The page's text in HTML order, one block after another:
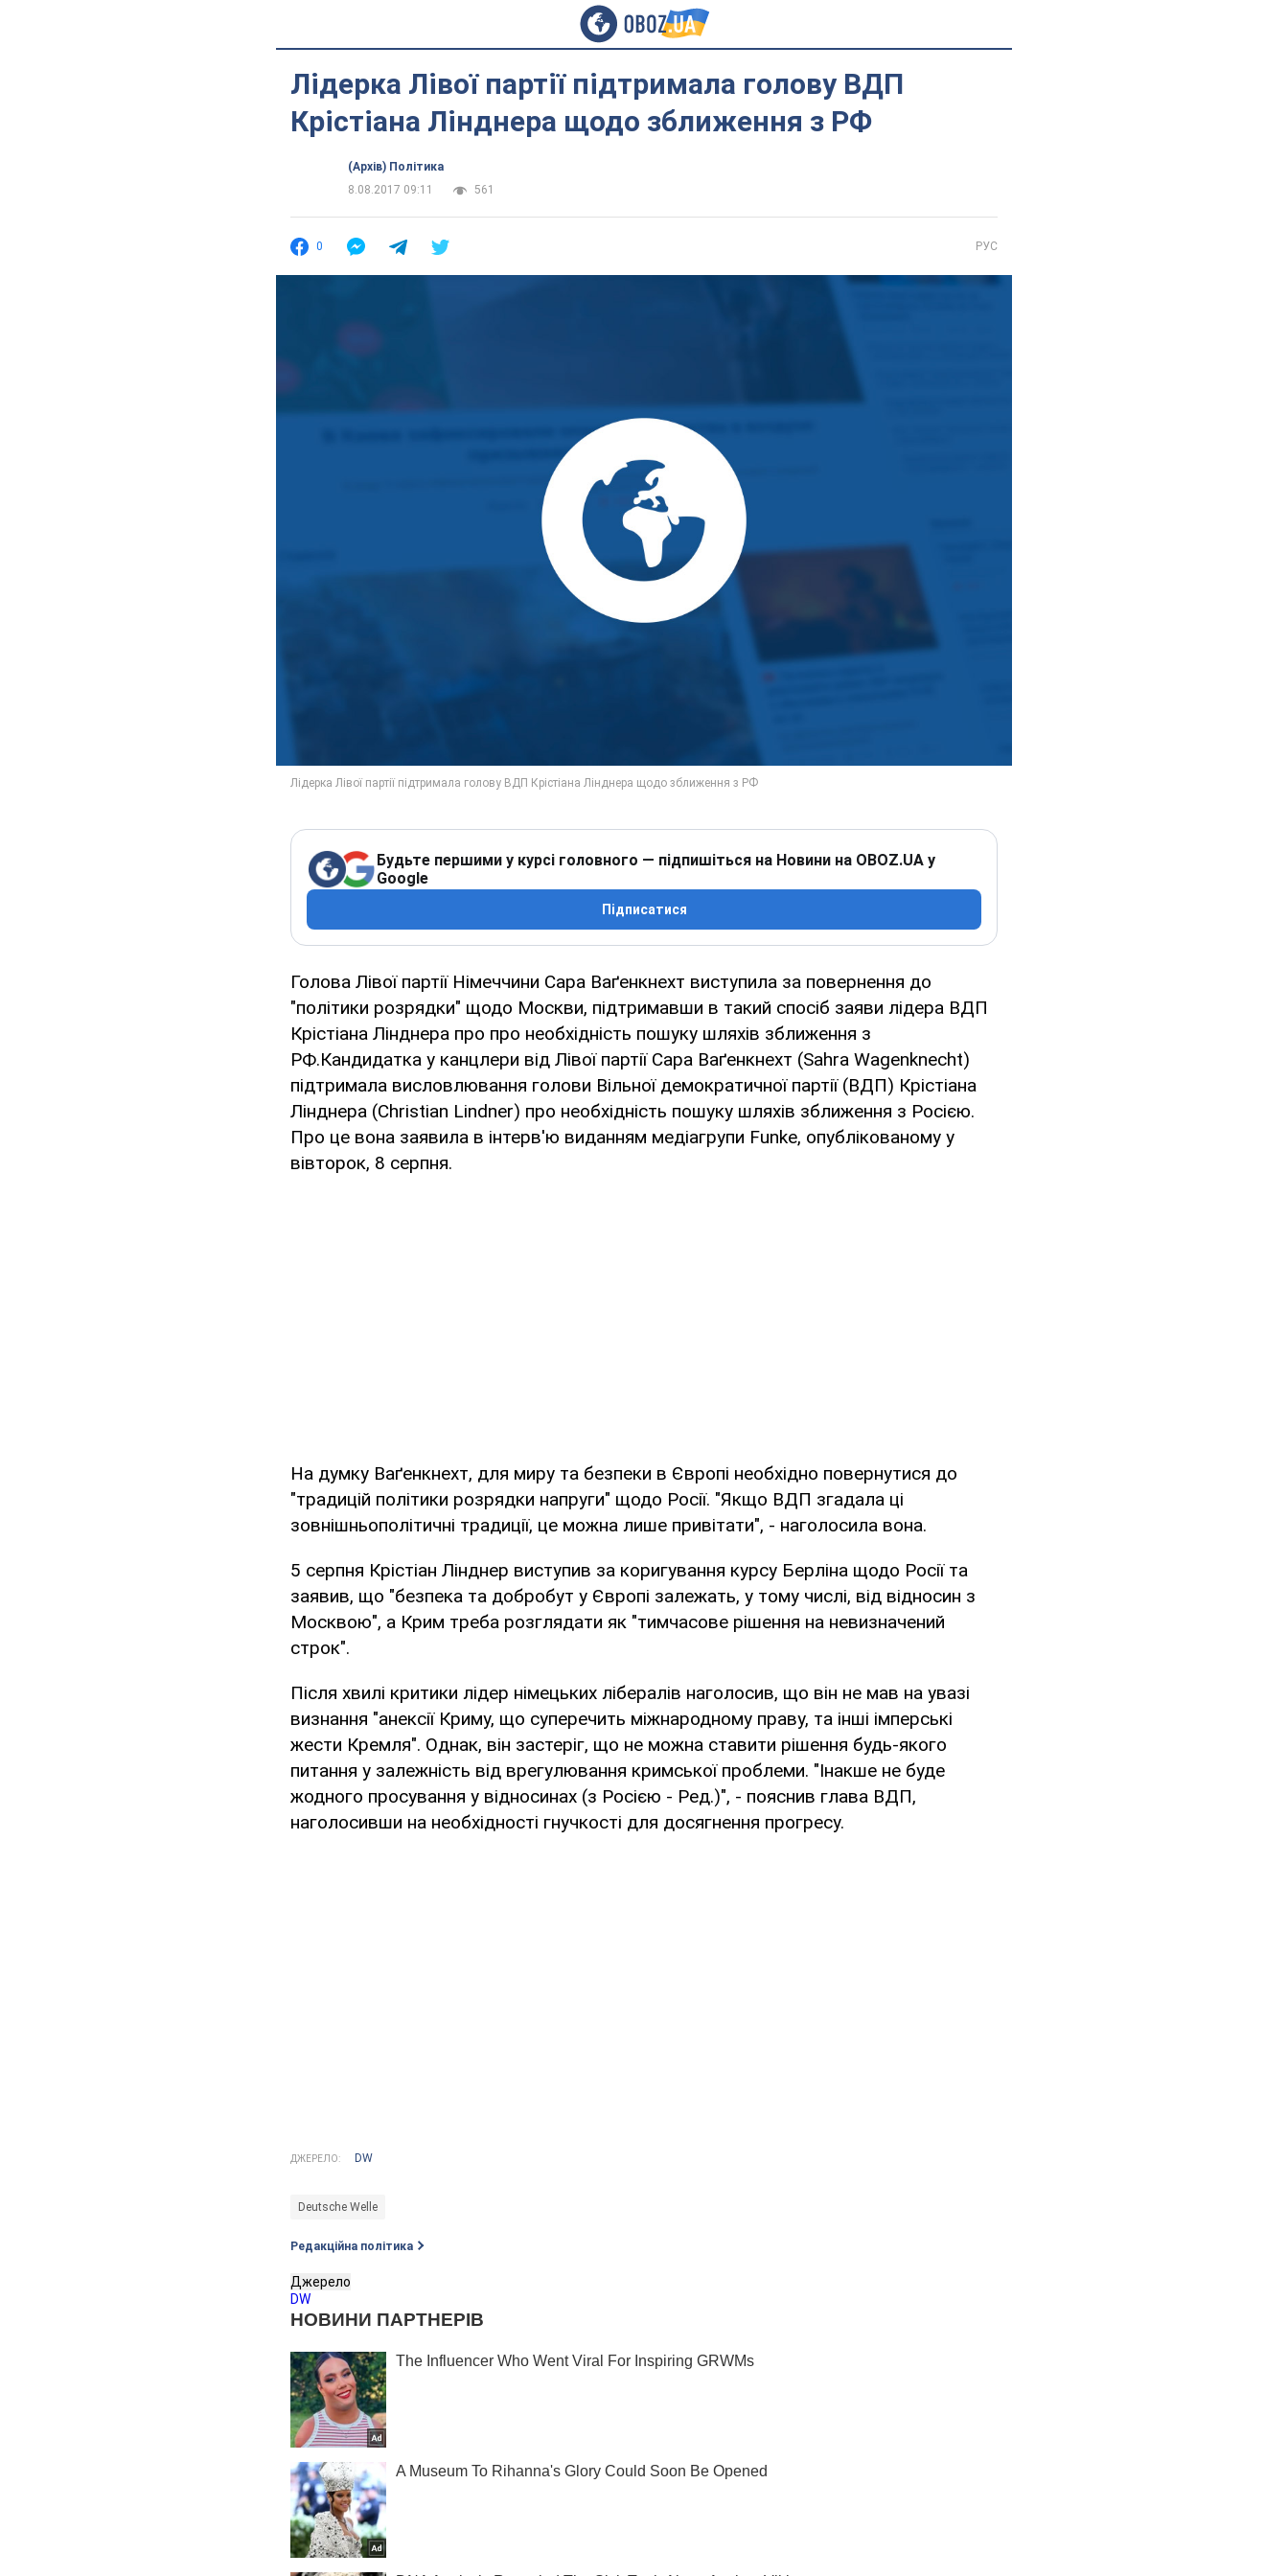
Лідерка Лівої партії підтримала голову ВДП
Крістіана Лінднера щодо зближення з РФ
(Архів) Політика
8.08.2017 09:11
561
0 РУС
Будьте першими у курсі головного — підпишіться на Новини на OBOZ.UA у
Google
Підписатися
Голова Лівої партії Німеччини Сара Ваґенкнехт виступила за повернення до
"політики розрядки" щодо Москви, підтримавши в такий спосіб заяви лідера ВДП
Крістіана Лінднера про про необхідність пошуку шляхів зближення з
РФ.Кандидатка у канцлери від Лівої партії Сара Ваґенкнехт (Sahra Wagenknecht)
підтримала висловлювання голови Вільної демократичної партії (ВДП) Крістіана
Лінднера (Christian Lindner) про необхідність пошуку шляхів зближення з Росією.
Про це вона заявила в інтерв'ю виданням медіагрупи Funke, опублікованому у
вівторок, 8 серпня.
На думку Ваґенкнехт, для миру та безпеки в Європі необхідно повернутися до
"традицій політики розрядки напруги" щодо Росії. "Якщо ВДП згадала ці
зовнішньополітичні традиції, це можна лише привітати", - наголосила вона.
5 серпня Крістіан Лінднер виступив за коригування курсу Берліна щодо Росії та
заявив, що "безпека та добробут у Європі залежать, у тому числі, від відносин з
Москвою", а Крим треба розглядати як "тимчасове рішення на невизначений
строк".
Після хвилі критики лідер німецьких лібералів наголосив, що він не мав на увазі
визнання "анексії Криму, що суперечить міжнародному праву, та інші імперські
жести Кремля". Однак, він застеріг, що не можна ставити рішення будь-якого
питання у залежність від врегулювання кримської проблеми. "Інакше не буде
жодного просування у відносинах (з Росією - Ред.)", - пояснив глава ВДП,
наголосивши на необхідності гнучкості для досягнення прогресу.
ДЖЕРЕЛО: DW
Deutsche Welle
Редакційна політика
Джерело
DW